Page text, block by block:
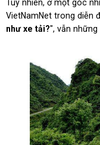
Tuy nhiên, ở một góc
VietNamNet trong diễn
như xe tải?", vẫn